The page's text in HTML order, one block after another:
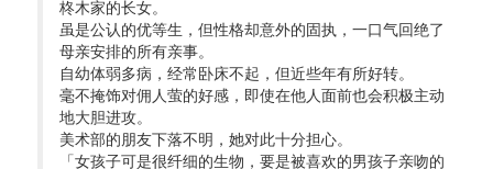
柊木家的长女。
虽是公认的优等生，但性格却意外的固执，一口气回绝了
母亲安排的所有亲事。
自幼体弱多病，经常卧床不起，但近些年有所好转。
毫不掩饰对佣人萤的好感，即使在他人面前也会积极主动
地大胆进攻。
美术部的朋友下落不明，她对此十分担心。
「女孩子可是很纤细的生物，要是被喜欢的男孩子亲吻的